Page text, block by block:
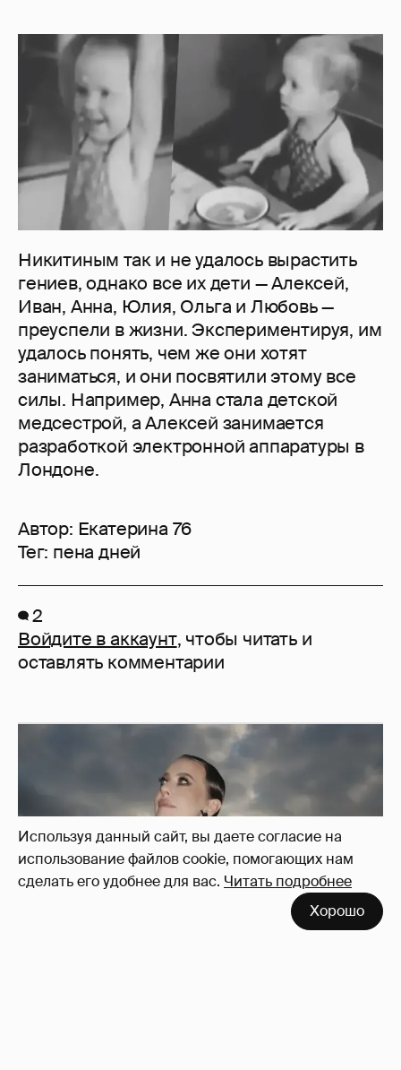
Используя данный сайт, вы даете согласие на
использование файлов cookie, помогающих нам
сделать его удобнее для вас. Читать подробнее
Хорошо
Никитиным так и не удалось вырастить
гениев, однако все их дети — Алексей,
Иван, Анна, Юлия, Ольга и Любовь —
преуспели в жизни. Экспериментируя, им
удалось понять, чем же они хотят
заниматься, и они посвятили этому все
силы. Например, Анна стала детской
медсестрой, а Алексей занимается
разработкой электронной аппаратуры в
Лондоне.
Автор: Екатерина 76
Тег: пена дней
2
Войдите в аккаунт, чтобы читать и
оставлять комментарии